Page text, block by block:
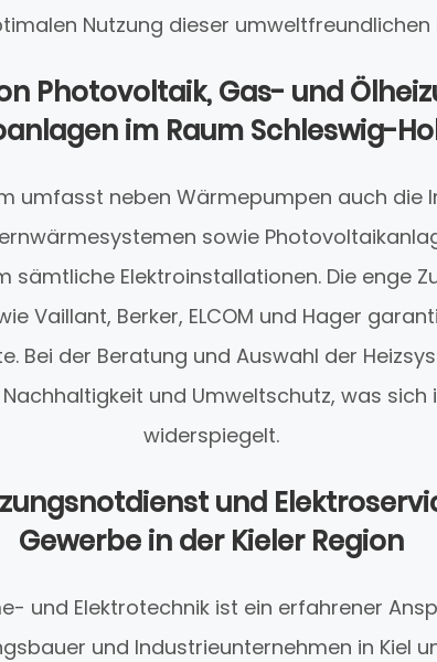
Nutzung dieser umweltfreundlichen
Photovoltaik, Gas- und
im Raum Schleswig-
umfasst neben Wärmepumpen auch die
sowie
sämtliche Elektroinstallationen. Die enge
Vaillant, Berker, ELCOM und Hager
Bei der Beratung und Auswahl der
und Umweltschutz, was sich
widerspiegelt.
und
Gewerbe in der Kieler Region
und Elektrotechnik ist ein erfahrener
und Industrieunternehmen in Kiel